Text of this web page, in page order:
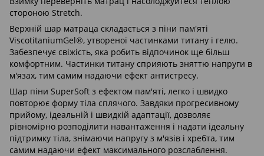
стороною Stretch.
Верхній шар матраца складається з піни пам'яті
ViscotitaniumGel®, утвореної частинками титану і гелю.
Забезпечує свіжість, яка робить відпочинок ще більш
комфортним. Частинки титану сприяють зняттю напруги в
м'язах, тим самим надаючи ефект антистресу.
Шар піни SuperSoft з ефектом пам'яті, легко і швидко
повторює форму тіла сплячого. Завдяки прогресивному
прийому, ідеальній і швидкій адаптації, дозволяє
рівномірно розподілити навантаження і надати ідеальну
підтримку тіла, знімаючи напругу з м'язів і хребта, тим
самим надаючи ефект максимального розслаблення.